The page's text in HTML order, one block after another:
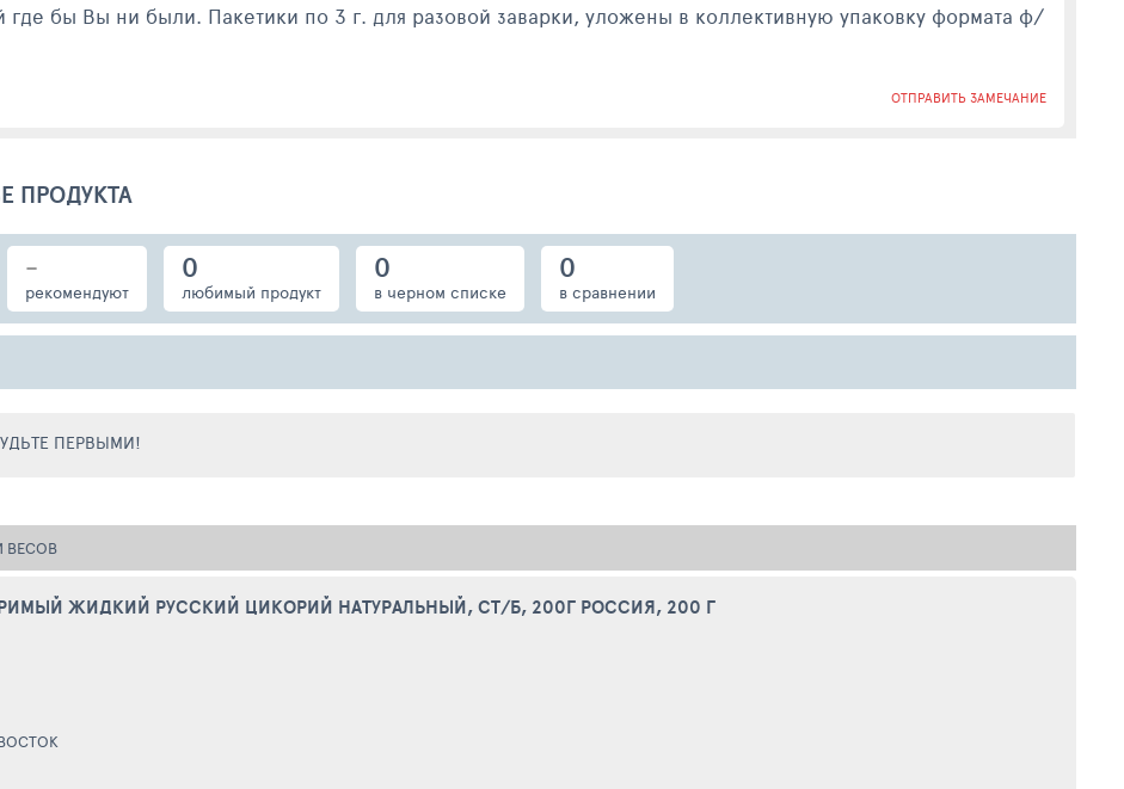
где бы Вы ни были. Пакетики по 3 г. для разовой заварки, уложены в коллективную упаковку формата ф/
ОТПРАВИТЬ ЗАМЕЧАНИЕ
ПРОДУКТА
-
рекомендуют
0
любимый продукт
0
в черном списке
0
в сравнении
ПЕРВЫМИ!
ВЕСОВ
ЖИДКИЙ РУССКИЙ ЦИКОРИЙ НАТУРАЛЬНЫЙ, СТ/Б, 200Г РОССИЯ, 200 Г